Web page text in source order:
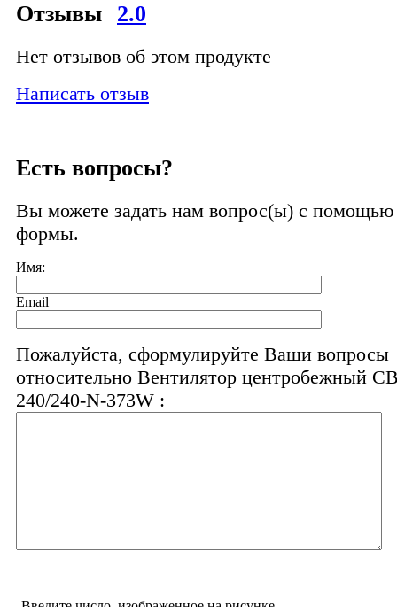
Отзывы
Нет отзывов об этом продукте
Написать отзыв
Есть вопросы?
Вы можете задать нам вопрос(ы) с
формы.
Имя:
Email
Пожалуйста, сформулируйте Ваши вопросы
относительно Вентилятор центробежный
240/240-N-373W :